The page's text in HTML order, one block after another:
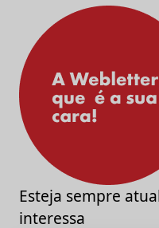
Esteja sempre
interessa